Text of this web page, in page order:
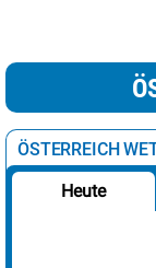
ÖSTERREICH
Heute